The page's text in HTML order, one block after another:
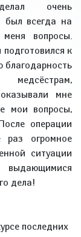
очень
был всегда на
вопросы.
к
благодарность
медсёстрам,
мне
мои вопросы,
операции
раз огромное
ситуации
дела!
последних